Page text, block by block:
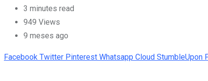
3 minutes read
949 Views
9 meses ago
Facebook Twitter Pinterest Whatsapp Cloud StumbleUpon